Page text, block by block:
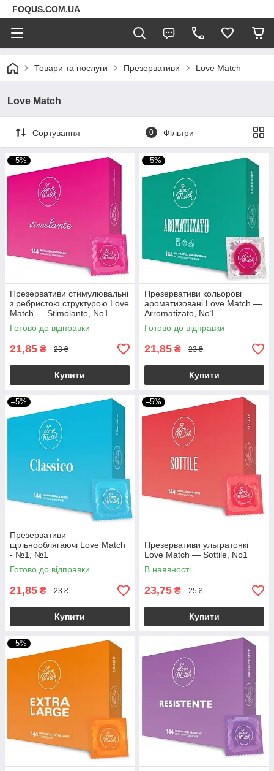
FOQUS.COM.UA
Товари та послуги Презервативи Love Match
Love Match
Сортування 0 Фільтри
–5%
Презервативи стимулювальні
з ребристою структурою Love
Match — Stimolante, No1
Готово до відправки
21,85 ₴ 23 ₴
Купити
–5%
Презервативи кольорові
ароматизовані Love Match —
Arromatizato, No1
Готово до відправки
21,85 ₴ 23 ₴
Купити
–5%
Презервативи
щільнооблягаючі Love Match
- №1, №1
Готово до відправки
21,85 ₴ 23 ₴
Купити
–5%
Презервативи ультратонкі
Love Match — Sottile, No1
В наявності
23,75 ₴ 25 ₴
Купити
–5%